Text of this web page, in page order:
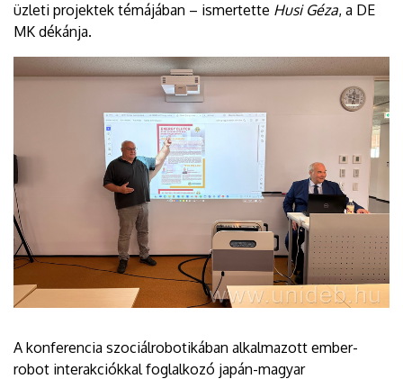
üzleti projektek témájában – ismertette Husi Géza, a DE
MK dékánja.
A konferencia szociálrobotikában alkalmazott ember-
robot interakciókkal foglalkozó japán-magyar